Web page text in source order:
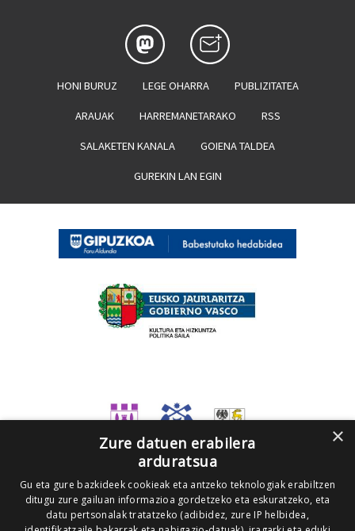
HONI BURUZ LEGE OHARRA PUBLIZITATEA
ARAUAK HARREMANETARAKO RSS
SALAKETEN KANALA GOIENA TALDEA
GUREKIN LAN EGIN
×
Zure datuen erabilera
arduratsua
Gu eta gure bazkideek cookieak eta antzeko teknologiak erabiltzen
ditugu zure gailuan informazioa gordetzeko eta eskuratzeko, eta
datu pertsonalak tratatzeko (adibidez, zure IP helbidea,